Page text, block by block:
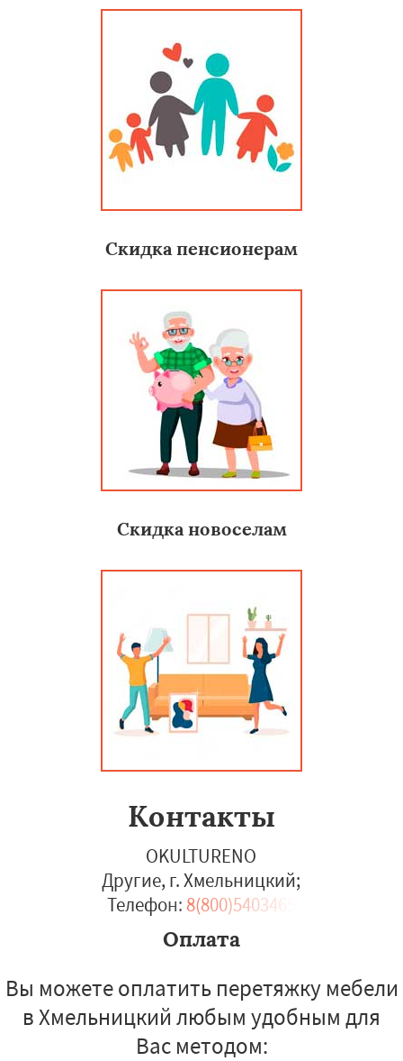
Скидка пенсионерам
Скидка новоселам
Контакты
OKULTURENO
Другие, г. Хмельницкий;
Телефон: 8(800)5403465
Оплата
Вы можете оплатить перетяжку мебели
в Хмельницкий любым удобным для
Вас методом: